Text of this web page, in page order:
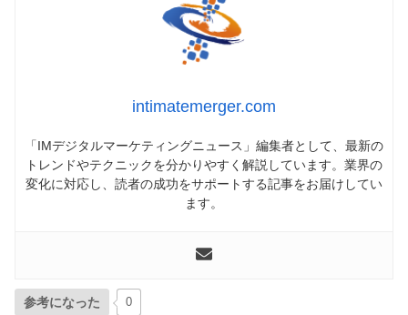
intimatemerger.com
「IMデジタルマーケティングニュース」編集者として、最新の
トレンドやテクニックを分かりやすく解説しています。業界の
変化に対応し、読者の成功をサポートする記事をお届けしてい
ます。
参考になった 0